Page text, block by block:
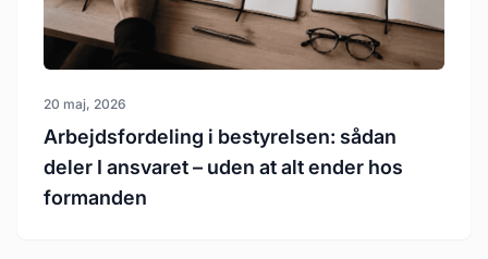
20 maj, 2026
Arbejdsfordeling i bestyrelsen: sådan
deler I ansvaret – uden at alt ender hos
formanden